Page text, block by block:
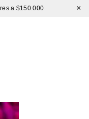
a $150.000 ×